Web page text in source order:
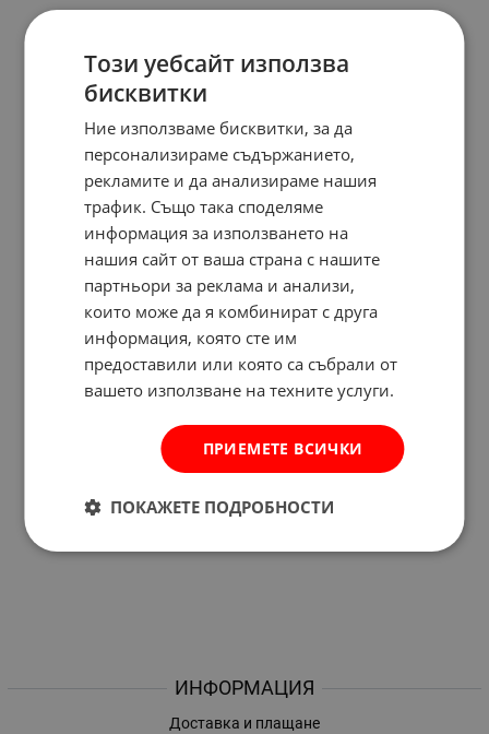
ИНФОРМАЦИЯ
Доставка и плащане
Този уебсайт използва
бисквитки
Ние използваме бисквитки, за да
персонализираме съдържанието,
рекламите и да анализираме нашия
трафик. Също така споделяме
информация за използването на
нашия сайт от ваша страна с нашите
партньори за реклама и анализи,
които може да я комбинират с друга
информация, която сте им
предоставили или която са събрали от
вашето използване на техните услуги.
ПРИЕМЕТЕ ВСИЧКИ
ПОКАЖЕТЕ ПОДРОБНОСТИ